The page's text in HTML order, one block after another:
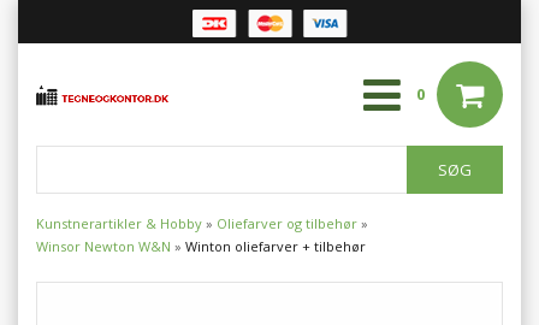
0
Kunstnerartikler & Hobby » Oliefarver og tilbehør »
Winsor Newton W&N » Winton oliefarver + tilbehør